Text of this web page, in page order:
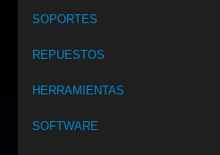
SOPORTES
REPUESTOS
HERRAMIENTAS
SOFTWARE